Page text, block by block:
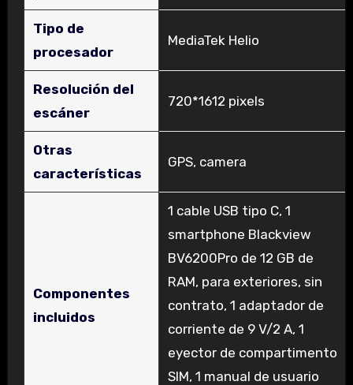
Tipo de
procesador
‎MediaTek Helio
Resolución del
escáner
‎720*1612 pixels
Otras
características
‎GPS, camera
Componentes
incluidos
‎1 cable USB tipo C, 1
smartphone Blackview
BV6200Pro de 12 GB de
RAM, para exteriores, sin
contrato, 1 adaptador de
corriente de 9 V/2 A, 1
eyector de compartimento
SIM, 1 manual de usuario